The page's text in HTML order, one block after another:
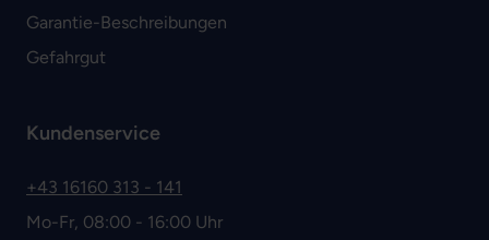
Garantie-Beschreibungen
Gefahrgut
Kundenservice
+43 16160 313 - 141
Mo-Fr, 08:00 - 16:00 Uhr